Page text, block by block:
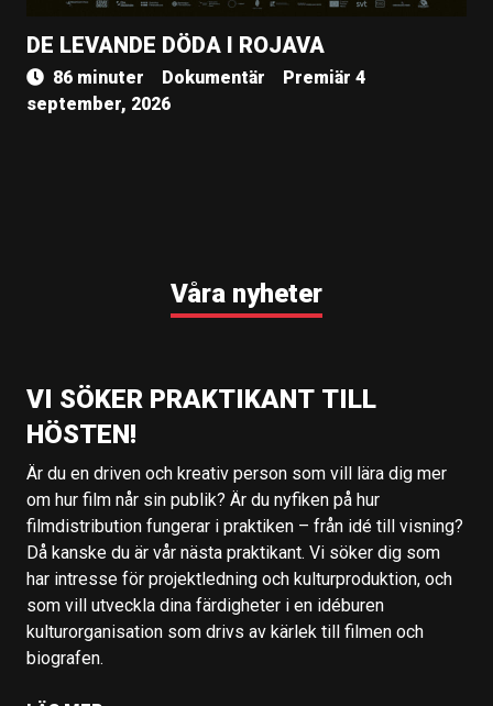
DE LEVANDE DÖDA I ROJAVA
86 minuter Dokumentär
Premiär 4
september, 2026
Våra nyheter
VI SÖKER PRAKTIKANT TILL
HÖSTEN!
Är du en driven och kreativ person som vill lära dig mer
om hur film når sin publik? Är du nyfiken på hur
filmdistribution fungerar i praktiken – från idé till visning?
Då kanske du är vår nästa praktikant. Vi söker dig som
har intresse för projektledning och kulturproduktion, och
som vill utveckla dina färdigheter i en idéburen
kulturorganisation som drivs av kärlek till filmen och
biografen.